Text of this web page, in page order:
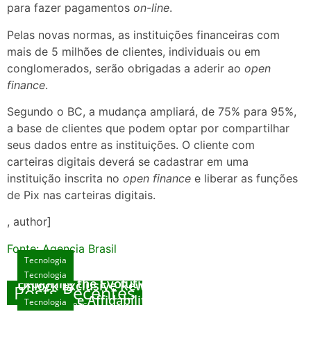
para fazer pagamentos on-line.
Pelas novas normas, as instituições financeiras com
mais de 5 milhões de clientes, individuais ou em
conglomerados, serão obrigadas a aderir ao open
finance.
Segundo o BC, a mudança ampliará, de 75% para 95%,
a base de clientes que podem optar por compartilhar
seus dados entre as instituições. O cliente com
carteiras digitais deverá se cadastrar em uma
instituição inscrita no open finance e liberar as funções
de Pix nas carteiras digitais.
, author]
Fonte: Agencia Brasil
Posts Recentes
Tecnologia
Exploring the Evolution of Online Slot Games
agosto 7, 2026
Tecnologia
Unlock Exclusive Rewards at The Big Dog
House
Tecnologia
Sicurezza e Affidabilità di Mr Nulls Wicked
Wares
Tecnologia